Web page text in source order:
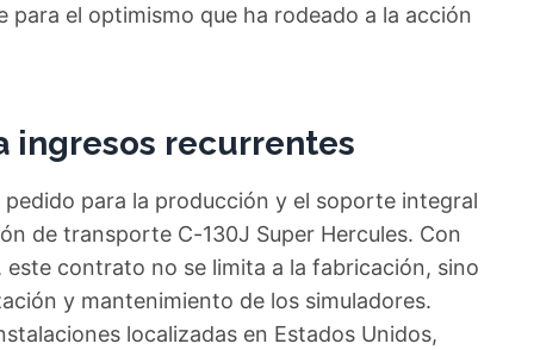
el optimismo que ha rodeado a la acción
ingresos recurrentes
para la producción y el soporte integral
de transporte C-130J Super Hercules. Con
contrato no se limita a la fabricación, sino
y mantenimiento de los simuladores.
localizadas en Estados Unidos,